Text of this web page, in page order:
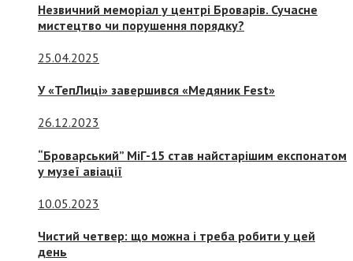
Незвичний меморіал у центрі Броварів. Сучасне
мистецтво чи порушення порядку?
25.04.2025
У «ТепЛиці» завершився «Медяник Fest»
26.12.2023
“Броварський” МіГ-15 став найстарішим експонатом
у музеї авіації
10.05.2023
Чистий четвер: що можна і треба робити у цей
день